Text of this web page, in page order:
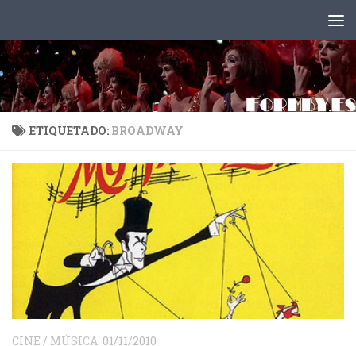
ETIQUETADO: BROADWAY
CINE / MÚSICA 01/11/2010